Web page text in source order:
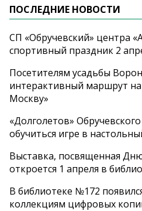
ПОСЛЕДНИЕ НОВОСТИ
СП «Обручевский» центра
спортивный праздник 2
Посетителям усадьбы
интерактивный маршрут
Москву»
«Долголетов»
обучиться игре в
Выставка, посвященная
откроется 1 апреля в
В библиотеке №172
коллекциям цифровых